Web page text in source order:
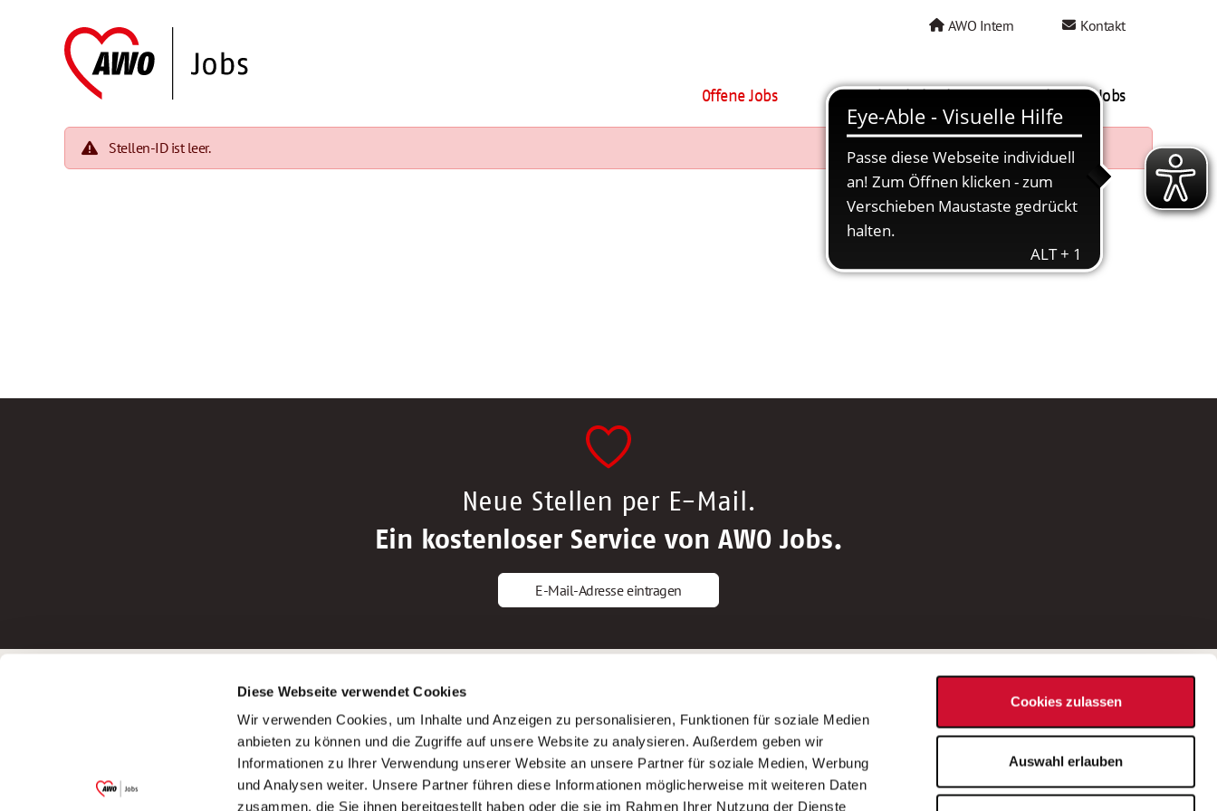
Diese Webseite verwendet Cookies
Wir verwenden Cookies, um Inhalte und Anzeigen zu personalisieren, Funktionen für soziale Medien
anbieten zu können und die Zugriffe auf unsere Website zu analysieren. Außerdem geben wir
Informationen zu Ihrer Verwendung unserer Website an unsere Partner für soziale Medien, Werbung
und Analysen weiter. Unsere Partner führen diese Informationen möglicherweise mit weiteren Daten
zusammen, die Sie ihnen bereitgestellt haben oder die sie im Rahmen Ihrer Nutzung der Dienste
Cookies zulassen
Auswahl erlauben
AWO Intern Kontakt
Offene Jobs AWO als Arbeitgeber Mein AWO Jobs
Stellen-ID ist leer.
Neue Stellen per E-Mail.
Ein kostenloser Service von AWO Jobs.
E-Mail-Adresse eintragen
Garitz Bewirtschaftungsbetriebe GmbH
(Ein Tochterunternehmen des AWO
Bezirksverbandes Unterfranken e.V.)
Bewerbungstipps
Bewerbung als Altenpfleger*in
Bewerbung als Krankenpfleger*in
Bewerbung als Altenpflegehelfer*in
Bewerbung als Erzieher*in
AWO Gliederungen nach Bundesland
Stellenangebote nach Bundesländern
Sitemap
Impressum
Datenschutz
Bei Fragen zu einer Stellenausschreibung
wenden Sie sich bitte an die*den in der
Stellenausschreibung genannte*n